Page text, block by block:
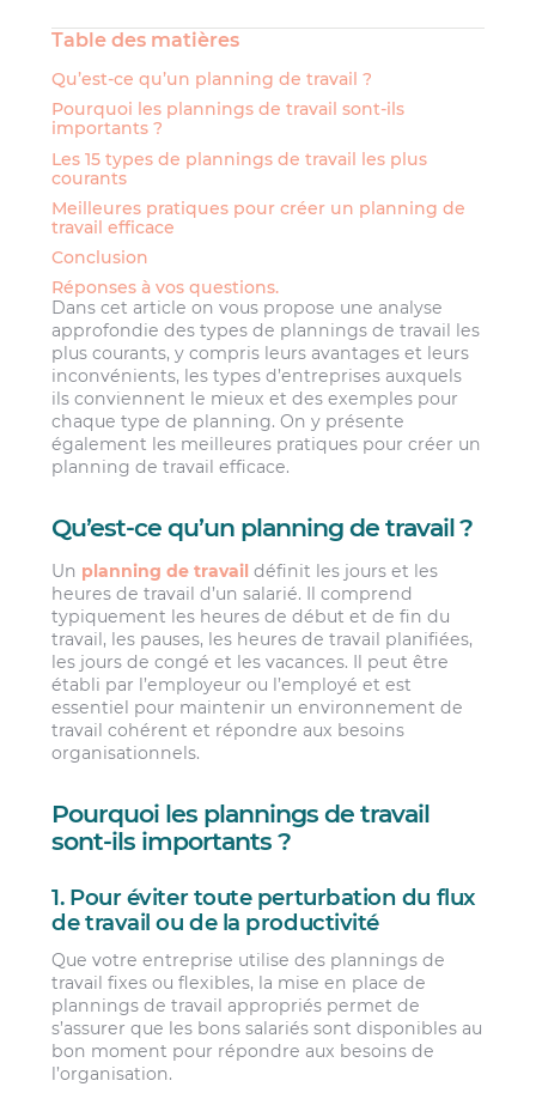
Table des matières
Qu’est-ce qu’un planning de travail ?
Pourquoi les plannings de travail sont-ils
importants ?
Les 15 types de plannings de travail les plus
courants
Meilleures pratiques pour créer un planning de
travail efficace
Conclusion
Réponses à vos questions.
Dans cet article on vous propose une analyse
approfondie des types de plannings de travail les
plus courants, y compris leurs avantages et leurs
inconvénients, les types d’entreprises auxquels
ils conviennent le mieux et des exemples pour
chaque type de planning. On y présente
également les meilleures pratiques pour créer un
planning de travail efficace.
Qu’est-ce qu’un planning de travail ?
Un planning de travail définit les jours et les
heures de travail d’un salarié. Il comprend
typiquement les heures de début et de fin du
travail, les pauses, les heures de travail planifiées,
les jours de congé et les vacances. Il peut être
établi par l’employeur ou l’employé et est
essentiel pour maintenir un environnement de
travail cohérent et répondre aux besoins
organisationnels.
Pourquoi les plannings de travail
sont-ils importants ?
1. Pour éviter toute perturbation du flux
de travail ou de la productivité
Que votre entreprise utilise des plannings de
travail fixes ou flexibles, la mise en place de
plannings de travail appropriés permet de
s’assurer que les bons salariés sont disponibles au
bon moment pour répondre aux besoins de
l’organisation.